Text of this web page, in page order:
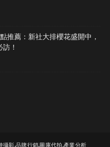
推薦：新社大排櫻花盛開中，
！
攝影,品牌行銷,圖庫代拍,產業分析